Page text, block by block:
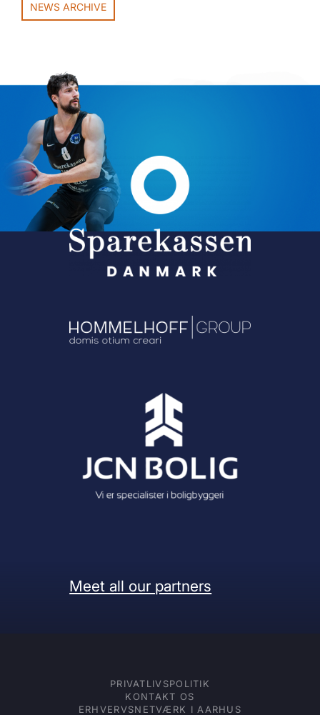
NEWS ARCHIVE
Meet all our partners
PRIVATLIVSPOLITIK
KONTAKT OS
ERHVERVSNETVÆRK I AARHUS